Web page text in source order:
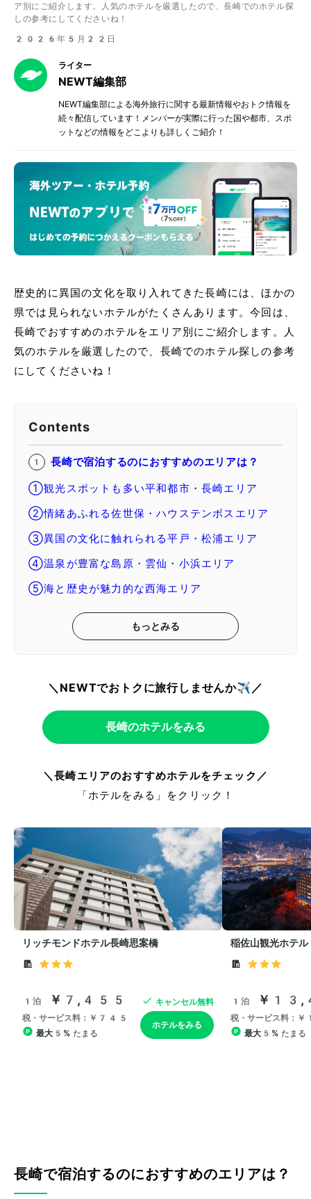
ア別にご紹介します。人気のホテルを厳選したので、長崎でのホテル探
しの参考にしてくださいね！
2026年5月22日
ライター
NEWT編集部
NEWT編集部による海外旅行に関する最新情報やおトク情報を
続々配信しています！メンバーが実際に行った国や都市、スポ
ットなどの情報をどこよりも詳しくご紹介！
歴史的に異国の文化を取り入れてきた長崎には、ほかの
県では見られないホテルがたくさんあります。今回は、
長崎でおすすめのホテルをエリア別にご紹介します。人
気のホテルを厳選したので、長崎でのホテル探しの参考
にしてくださいね！
Contents
長崎で宿泊するのにおすすめのエリアは？
①観光スポットも多い平和都市・長崎エリア
②情緒あふれる佐世保・ハウステンボスエリア
③異国の文化に触れられる平戸・松浦エリア
④温泉が豊富な島原・雲仙・小浜エリア
⑤海と歴史が魅力的な西海エリア
もっとみる
＼NEWTでおトクに旅行しませんか✈️／
長崎のホテルをみる
＼長崎エリアのおすすめホテルをチェック／
「ホテルをみる」をクリック！
長崎で宿泊するのにおすすめのエリアは？